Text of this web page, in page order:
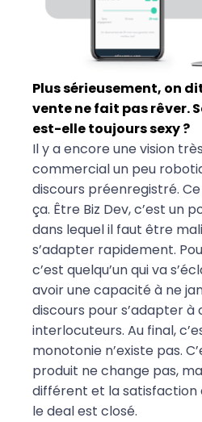
Plus sérieusement, on
vente ne fait pas rêver.
est-elle toujours sexy ?
Il y a encore une vision
commercial un peu
discours préenregistré.
ça. Être Biz Dev, c’est un
dans lequel il faut être
s’adapter rapidement.
c’est quelqu’un qui va
avoir une capacité à ne
discours pour s’adapter à
interlocuteurs. Au final,
monotonie n’existe pas.
produit ne change pas,
différent et la satisfaction
le deal est closé.